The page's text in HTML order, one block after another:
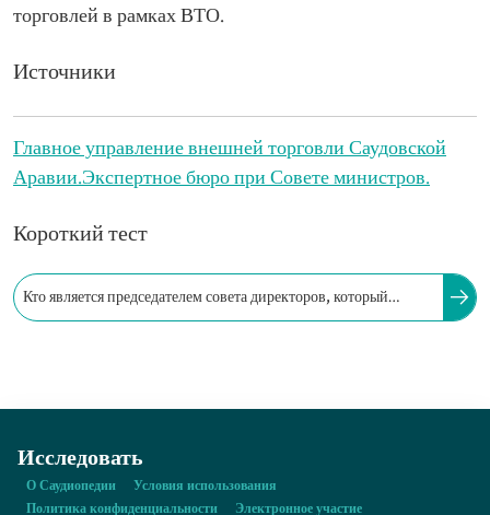
торговлей в рамках ВТО.
Источники
Главное управление внешней торговли Саудовской
Аравии.Экспертное бюро при Совете министров.
Короткий тест
Кто является председателем совета директоров, который
Исследовать
О Саудиопедии
Условия использования
Политика конфиденциальности
Электронное участие